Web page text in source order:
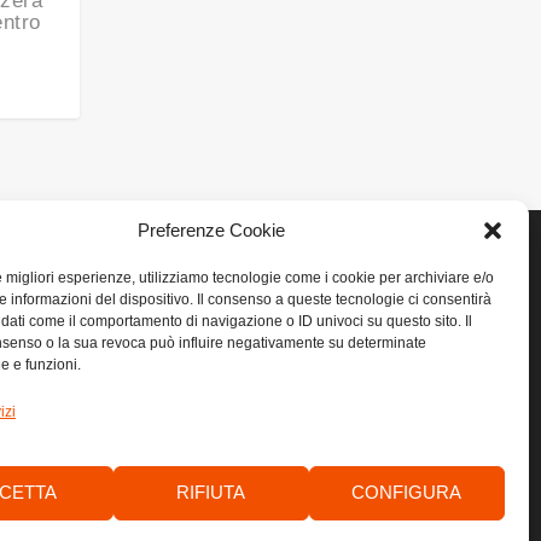
Preferenze Cookie
migliori esperienze, utilizziamo tecnologie come i cookie per archiviare e/o
informazioni del dispositivo. Il consenso a queste tecnologie ci consentirà
come il comportamento di navigazione o ID univoci su questo sito. Il
o la sua revoca può influire negativamente su determinate
e funzioni.
RIFIUTA CONFIGURA
UTILI